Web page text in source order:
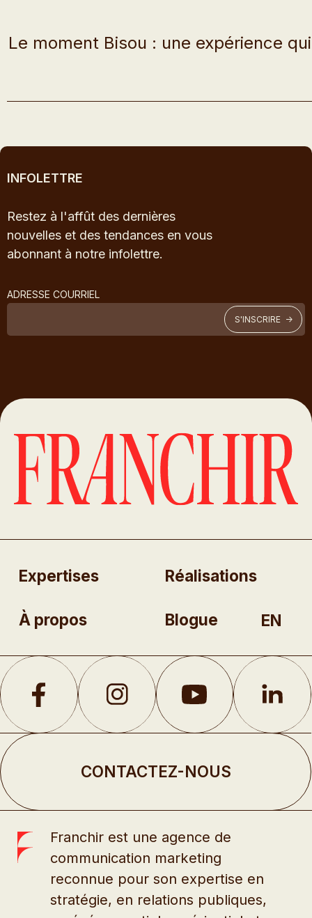
Le moment Bisou : une expérience
INFOLETTRE
Restez à l'affût des dernières
nouvelles et des tendances en vous
abonnant à notre infolettre.
ADRESSE COURRIEL
Expertises Réalisations
À propos Blogue EN
CONTACTEZ-NOUS
Franchir est une agence de
communication marketing
reconnue pour son expertise en
stratégie, en relations publiques,